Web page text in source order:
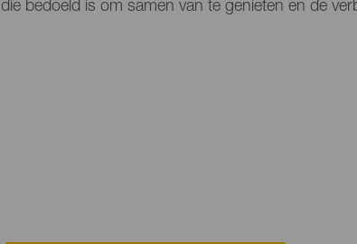
die bedoeld is om samen van te genieten en de